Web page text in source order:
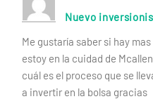
Nuevo
Me gustaría saber si hay
estoy en la cuidad de
cuál es el proceso que se
a invertir en la bolsa gracias